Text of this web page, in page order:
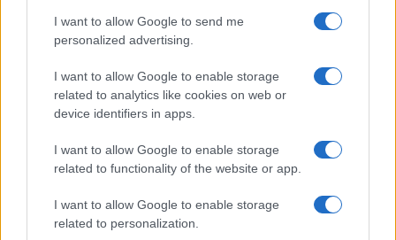
I want to allow Google to send me
personalized advertising.
I want to allow Google to enable storage
related to analytics like cookies on web or
device identifiers in apps.
I want to allow Google to enable storage
related to functionality of the website or app.
I want to allow Google to enable storage
related to personalization.
Βουλγαρία για τις θέσεις 5-
8 του Ευρωμπάσκετ (live
Καντέρ θέλει να δηλώσει
συμμετοχή και ο Ρόις